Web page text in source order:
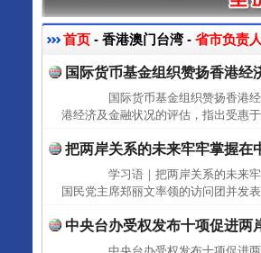
首页 - 香港澳门台湾 - 省市负责
国际货币基金组织赞扬香港经
国际货币基金组织赞扬香港
港经济及金融状况的评估，指出受惠
把两岸关系的未来牢牢掌握在
学习语｜把两岸关系的未来
国民党主席郑丽文率领的访问团并发
中央台办受权发布十项促进两